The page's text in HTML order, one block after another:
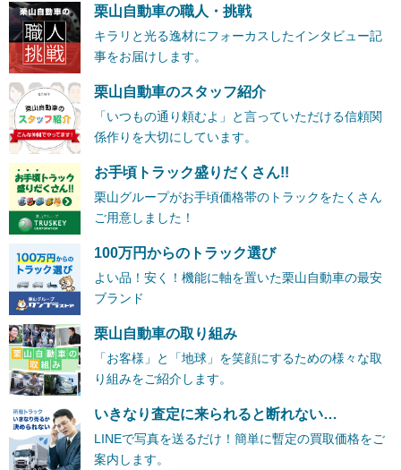
栗山自動車の職人・挑戦
キラリと光る逸材にフォーカスしたインタビュー記
事をお届けします。
栗山自動車のスタッフ紹介
「いつもの通り頼むよ」と言っていただける信頼関
係作りを大切にしています。
お手頃トラック盛りだくさん!!
栗山グループがお手頃価格帯のトラックをたくさん
ご用意しました！
100万円からのトラック選び
よい品！安く！機能に軸を置いた栗山自動車の最安
ブランド
栗山自動車の取り組み
「お客様」と「地球」を笑顔にするための様々な取
り組みをご紹介します。
いきなり査定に来られると断れない…
LINEで写真を送るだけ！簡単に暫定の買取価格をご
案内します。